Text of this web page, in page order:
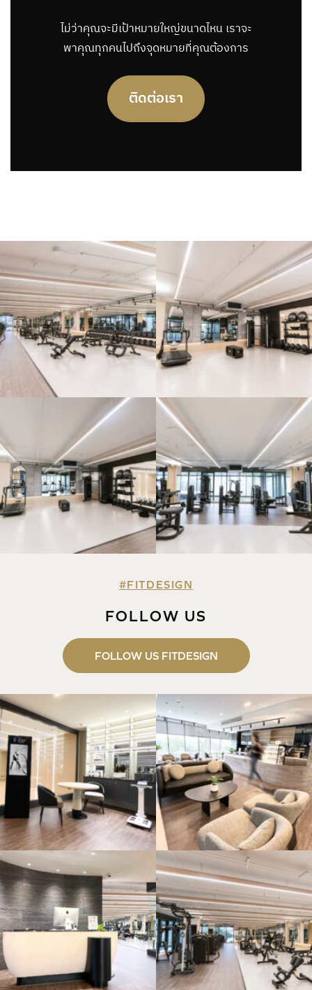
ไม่ว่าคุณจะมีเป้าหมายใหญ่ขนาดไหน เราจะ
พาคุณทุกคนไปถึงจุดหมายที่คุณต้องการ
ติดต่อเรา
#FITDESIGN
FOLLOW US
FOLLOW US FITDESIGN